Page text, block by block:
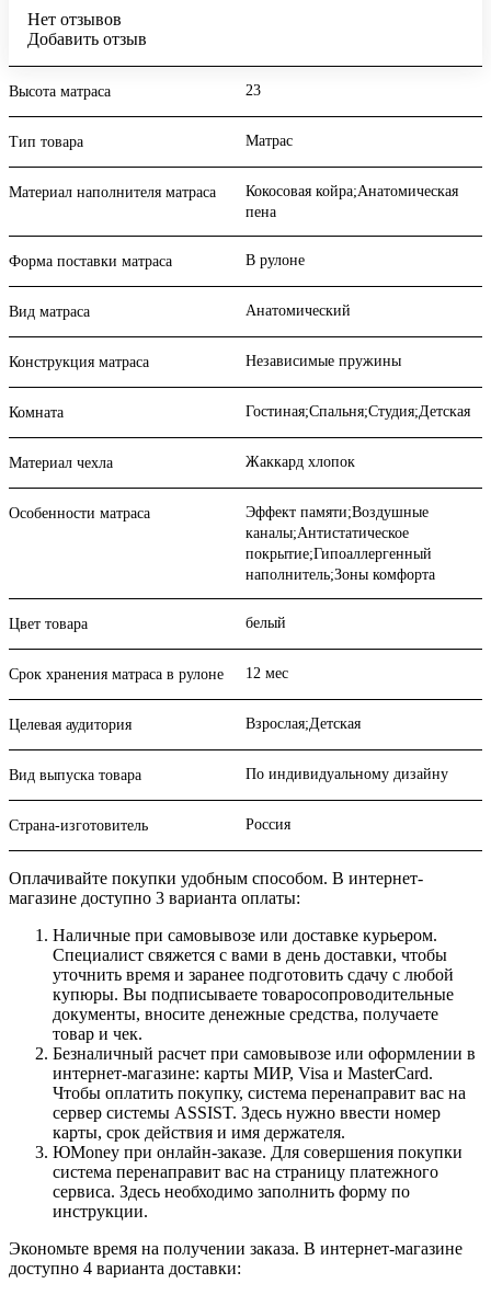
Нет отзывов
Добавить отзыв
Высота матраса 23
Тип товара Матрас
Материал наполнителя матраса
Кокосовая койра;Анатомическая
пена
Форма поставки матраса В рулоне
Вид матраса Анатомический
Конструкция матраса Независимые пружины
Комната Гостиная;Спальня;Студия;Детская
Материал чехла Жаккард хлопок
Особенности матраса
Эффект памяти;Воздушные
каналы;Антистатическое
покрытие;Гипоаллергенный
наполнитель;Зоны комфорта
Цвет товара белый
Срок хранения матраса в рулоне 12 мес
Целевая аудитория Взрослая;Детская
Вид выпуска товара По индивидуальному дизайну
Страна-изготовитель Россия
Оплачивайте покупки удобным способом. В интернет-
магазине доступно 3 варианта оплаты:
Наличные при самовывозе или доставке курьером.
Специалист свяжется с вами в день доставки, чтобы
уточнить время и заранее подготовить сдачу с любой
купюры. Вы подписываете товаросопроводительные
документы, вносите денежные средства, получаете
товар и чек.
Безналичный расчет при самовывозе или оформлении в
интернет-магазине: карты МИР, Visa и MasterCard.
Чтобы оплатить покупку, система перенаправит вас на
сервер системы ASSIST. Здесь нужно ввести номер
карты, срок действия и имя держателя.
ЮMoney при онлайн-заказе. Для совершения покупки
система перенаправит вас на страницу платежного
сервиса. Здесь необходимо заполнить форму по
инструкции.
Экономьте время на получении заказа. В интернет-магазине
доступно 4 варианта доставки: